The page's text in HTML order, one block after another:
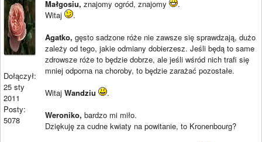
Dołączył:
25 sty
2011
Posty:
5078
Małgosiu, znajomy ogród, znajomy
.
Witaj
.
Agatko, gęsto sadzone róże nie zawsze się sprawdzają, dużo
zależy od tego, jakie odmiany dobierzesz. Jeśli będą to same
zdrowsze róże to będzie dobrze, ale jeśli wśród nich trafi się
mniej odporna na choroby, to będzie zarażać pozostałe.
Witaj Wandziu
.
Weroniko, bardzo mi miło.
Dziękuję za cudne kwiaty na powitanie, to Kronenbourg?